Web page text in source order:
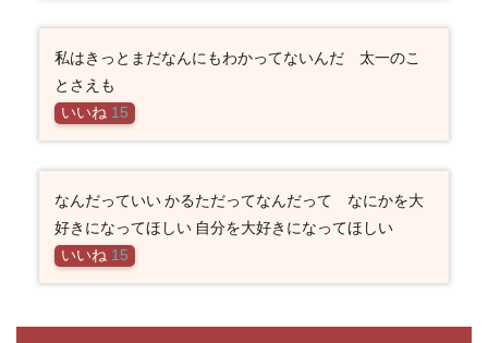
私はきっとまだなんにもわかってないんだ 太一のこ
とさえも
いいね 15
なんだっていい かるただってなんだって なにかを大
好きになってほしい 自分を大好きになってほしい
いいね 15